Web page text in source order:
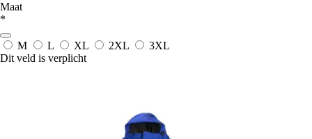
Maat
*
M L XL 2XL
3XL
Dit veld is verplicht